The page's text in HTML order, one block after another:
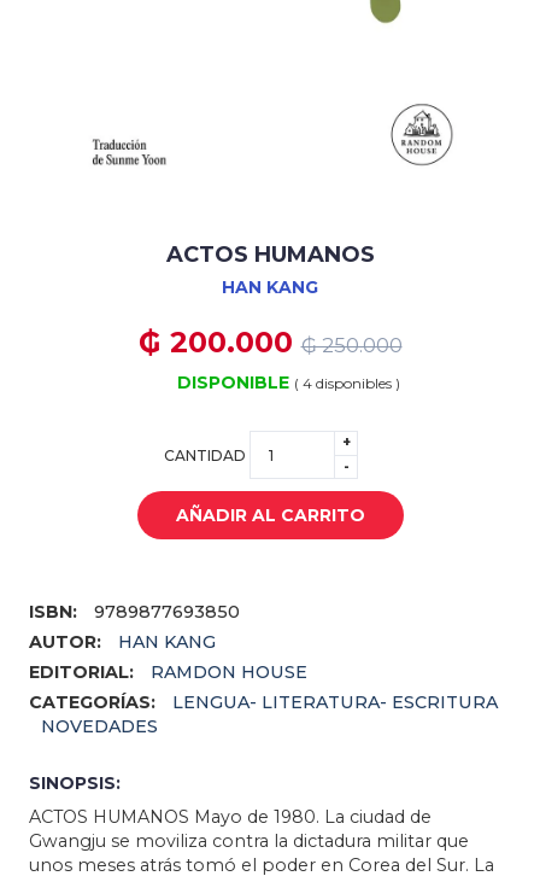
ACTOS HUMANOS
HAN KANG
₲ 200.000₲ 250.000
DISPONIBLE ( 4 disponibles )
CANTIDAD
+
-
AÑADIR AL CARRITO
ISBN:
9789877693850
AUTOR:
HAN KANG
EDITORIAL:
RAMDON HOUSE
CATEGORÍAS:
LENGUA- LITERATURA- ESCRITURA
NOVEDADES
SINOPSIS:
ACTOS HUMANOS Mayo de 1980. La ciudad de
Gwangju se moviliza contra la dictadura militar que
unos meses atrás tomó el poder en Corea del Sur. La